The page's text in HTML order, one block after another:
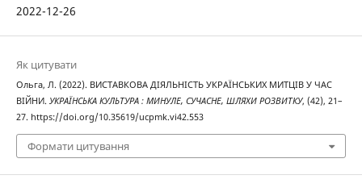
2022-12-26
Як цитувати
Ольга, Л. (2022). ВИСТАВКОВА ДІЯЛЬНІСТЬ УКРАЇНСЬКИХ МИТЦІВ У ЧАС
ВІЙНИ. УКРАЇНСЬКА КУЛЬТУРА : МИНУЛЕ, СУЧАСНЕ, ШЛЯХИ РОЗВИТКУ, (42), 21–
27. https://doi.org/10.35619/ucpmk.vi42.553
Формати цитування